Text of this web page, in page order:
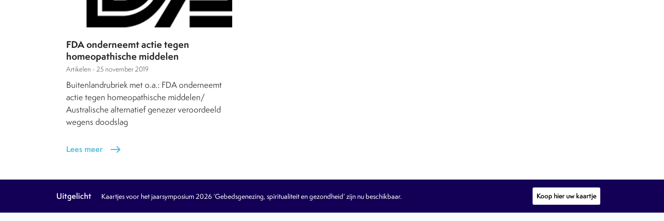
FDA onderneemt actie tegen
homeopathische middelen
Artikelen - 25 november 2019
Buitenlandrubriek met o.a.: FDA onderneemt
actie tegen homeopathische middelen/
Australische alternatief genezer veroordeeld
wegens doodslag
Lees meer east
Uitgelicht Kaartjes voor het jaarsymposium 2026 ‘Gebedsgenezing, spiritualiteit en gezondheid’ zijn nu beschikbaar. Koop hier uw kaartje